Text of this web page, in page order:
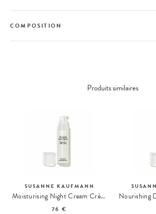
COMPOSITION
Produits similaires
SUSANNE KAUFMANN
Moisturising Night Cream Crème de Nuit Hydratante
76 €